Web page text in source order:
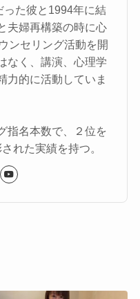
った彼と1994年に結
夫婦再構築の時に心
ンセリング活動を開
なく、講演、心理学
力的に活動していま
指名本数で、２位を
れた実績を持つ。